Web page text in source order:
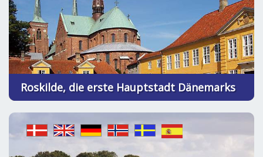
Roskilde, die erste Hauptstadt Dänemarks